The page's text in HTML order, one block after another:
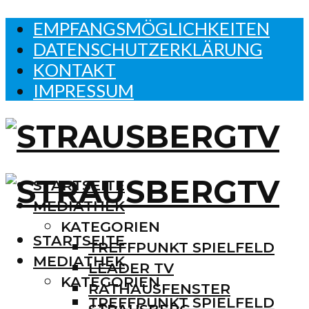
EMPFANGSMÖGLICHKEITEN
DATENSCHUTZERKLÄRUNG
KONTAKT
IMPRESSUM
STARTSEITE
MEDIATHEK
KATEGORIEN
TREFFPUNKT SPIELFELD
LEADER TV
RATHAUSFENSTER
STARTSEITE
MEDIATHEK
KATEGORIEN
TREFFPUNKT SPIELFELD